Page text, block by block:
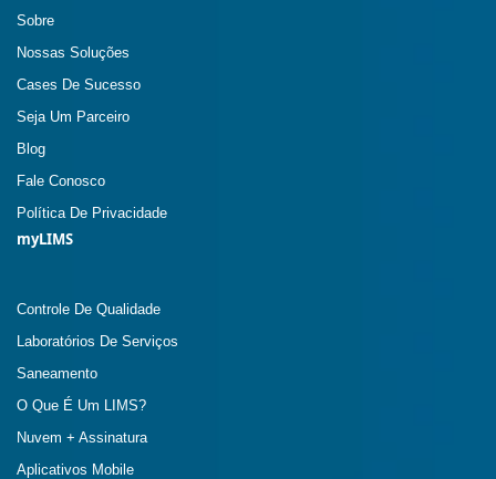
Sobre
Nossas Soluções
Cases De Sucesso
Seja Um Parceiro
Blog
Fale Conosco
Política De Privacidade
myLIMS
Controle De Qualidade
Laboratórios De Serviços
Saneamento
O Que É Um LIMS?
Nuvem + Assinatura
Aplicativos Mobile